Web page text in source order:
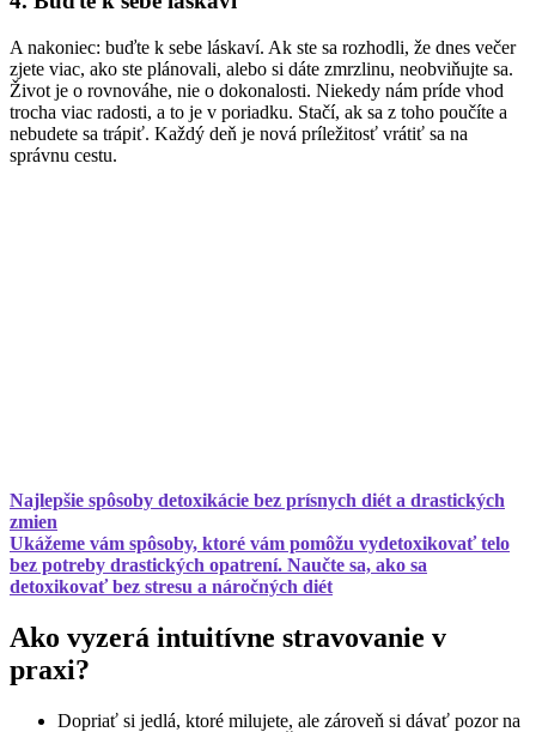
A nakoniec: buďte k sebe láskaví. Ak ste sa rozhodli, že dnes večer
zjete viac, ako ste plánovali, alebo si dáte zmrzlinu, neobviňujte sa.
Život je o rovnováhe, nie o dokonalosti. Niekedy nám príde vhod
trocha viac radosti, a to je v poriadku. Stačí, ak sa z toho poučíte a
nebudete sa trápiť. Každý deň je nová príležitosť vrátiť sa na
správnu cestu.
Najlepšie spôsoby detoxikácie bez prísnych diét a drastických
zmien
Ukážeme vám spôsoby, ktoré vám pomôžu vydetoxikovať telo
bez potreby drastických opatrení. Naučte sa, ako sa
detoxikovať bez stresu a náročných diét
Ako vyzerá intuitívne stravovanie v
praxi?
Dopriať si jedlá, ktoré milujete, ale zároveň si dávať pozor na